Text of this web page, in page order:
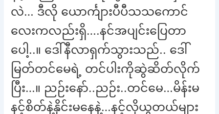
လဲ… ဒီလို ယောင်္ကျားပီပီသသကောင်
လေးကလည်းရှိ….နင်အပျင်းပြေတာ
ပေါ့..။ ဒေါ်နီလာရှက်သွားသည်.. ဒေါ်
မြတ်တင်မေရဲ့ တင်ပါးကိုဆွဲဆိတ်လိုက်
ပြီး…။ ညဉ်းနော်..ညဉ်း..တင်မေ…မိန်းမ
နင့်စိတ်နဲ့နိုင်းမနေနဲ့…နင့်လိုယွတယ်များ